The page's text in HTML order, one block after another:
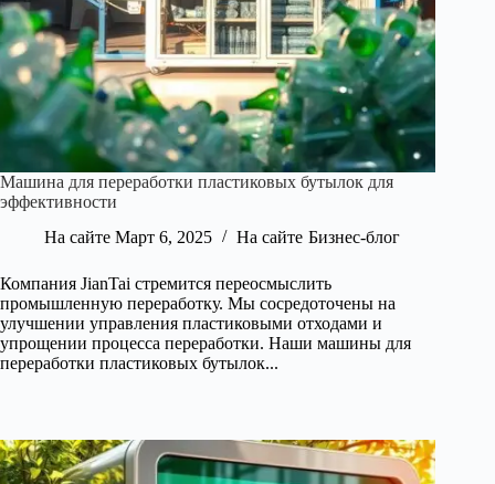
Машина для переработки пластиковых бутылок для
эффективности
На сайте Март 6, 2025 На сайте Бизнес-блог
Компания JianTai стремится переосмыслить
промышленную переработку. Мы сосредоточены на
улучшении управления пластиковыми отходами и
упрощении процесса переработки. Наши машины для
переработки пластиковых бутылок...